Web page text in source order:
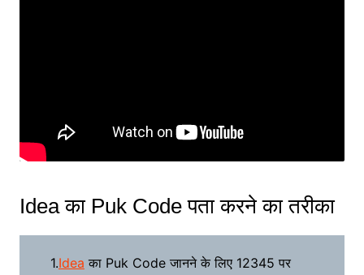
Idea का Puk Code पता करने का तरीका
1.Idea का Puk Code जानने के लिए 12345 पर